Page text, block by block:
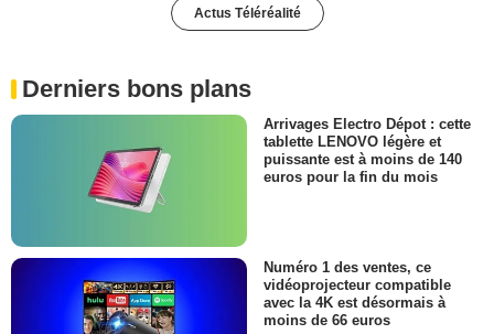
Actus Téléréalité
Derniers bons plans
Arrivages Electro Dépot : cette
tablette LENOVO légère et
puissante est à moins de 140
euros pour la fin du mois
Numéro 1 des ventes, ce
vidéoprojecteur compatible
avec la 4K est désormais à
moins de 66 euros